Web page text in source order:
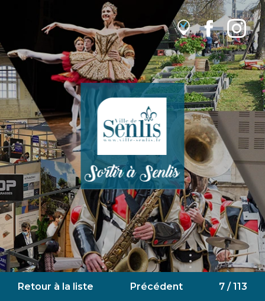
Retour à la liste Précédent 7 / 113